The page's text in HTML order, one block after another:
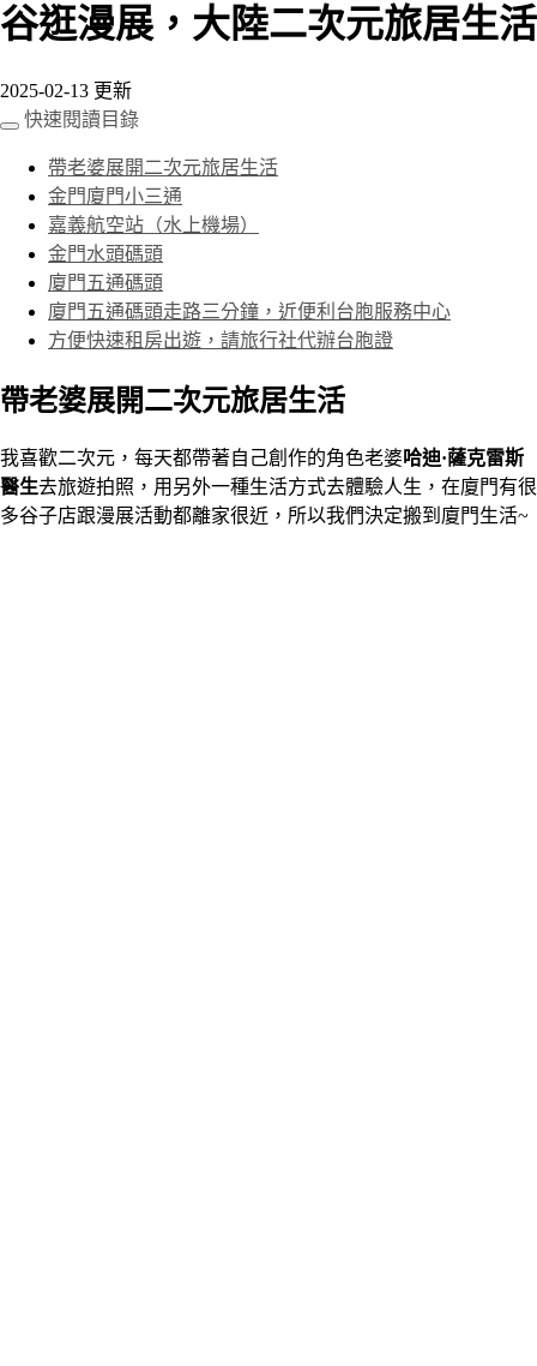
谷逛漫展，大陸二次元旅居生活
2025-02-13 更新
快速閱讀目錄
帶老婆展開二次元旅居生活
金門廈門小三通
嘉義航空站（水上機場）
金門水頭碼頭
廈門五通碼頭
廈門五通碼頭走路三分鐘，近便利台胞服務中心
方便快速租房出遊，請旅行社代辦台胞證
帶老婆展開二次元旅居生活
我喜歡二次元，每天都帶著自己創作的角色老婆哈迪·薩克雷斯
醫生去旅遊拍照，用另外一種生活方式去體驗人生，在廈門有很
多谷子店跟漫展活動都離家很近，所以我們決定搬到廈門生活~